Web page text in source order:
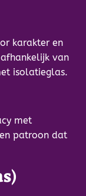
karakter en
van
isolatieglas.
met
patroon dat